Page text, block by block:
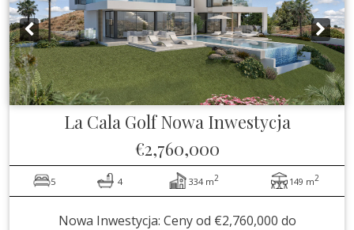
La Cala Golf Nowa Inwestycja
€2,760,000
5 4 334 m2 149 m2
Nowa Inwestycja: Ceny od €2,760,000 do